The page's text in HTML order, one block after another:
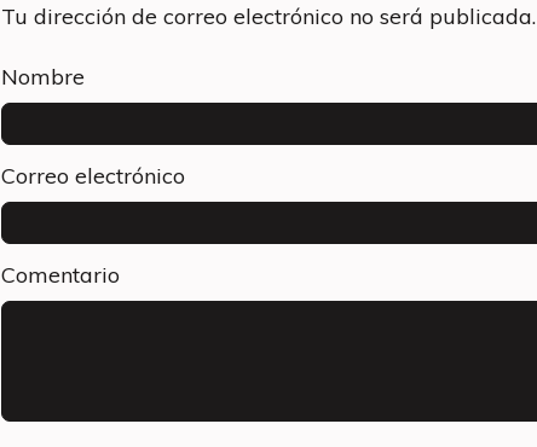
Tu dirección de correo electrónico no será publicada.
Nombre
Correo electrónico
Comentario